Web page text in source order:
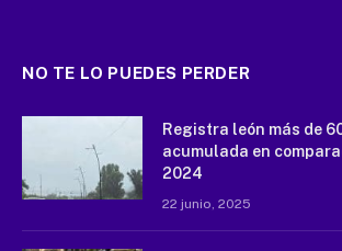
NO TE LO PUEDES PERDER
Registra león más de
acumulada en
2024
22 junio, 2025